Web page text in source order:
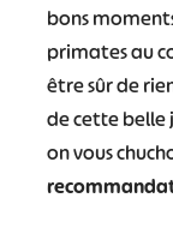
bons
primates au
être sûr de
de cette belle
on vous